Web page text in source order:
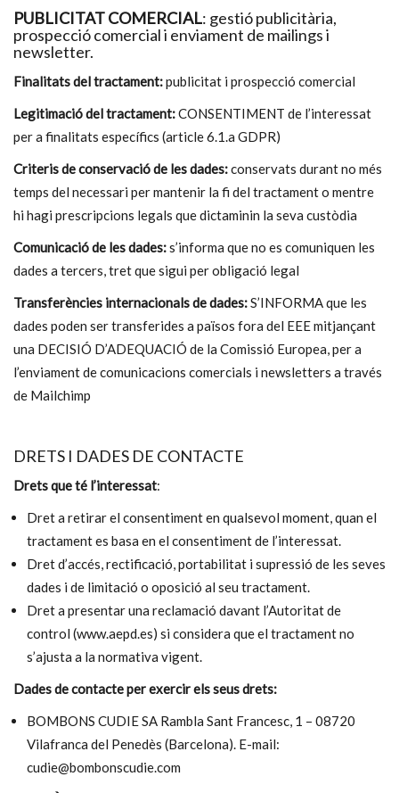
PUBLICITAT COMERCIAL: gestió publicitària,
prospecció comercial i enviament de mailings i
newsletter.
Finalitats del tractament:publicitat i prospecció comercial
Legitimació del tractament:CONSENTIMENT de l’interessat
per a finalitats específics (article 6.1.a GDPR)
Criteris de conservació de les dades:conservats durant no més
temps del necessari per mantenir la fi del tractament o mentre
hi hagi prescripcions legals que dictaminin la seva custòdia
Comunicació de les dades:s’informa que no es comuniquen les
dades a tercers, tret que sigui per obligació legal
Transferències internacionals de dades:S’INFORMA que les
dades poden ser transferides a països fora del EEE mitjançant
una DECISIÓ D’ADEQUACIÓ de la Comissió Europea, per a
l’enviament de comunicacions comercials i newsletters a través
de Mailchimp
DRETS I DADES DE CONTACTE
Drets que té l’interessat:
Dret a retirar el consentiment en qualsevol moment, quan el
tractament es basa en el consentiment de l’interessat.
Dret d’accés, rectificació, portabilitat i supressió de les seves
dades i de limitació o oposició al seu tractament.
Dret a presentar una reclamació davant l’Autoritat de
control (www.aepd.es) si considera que el tractament no
s’ajusta a la normativa vigent.
Dades de contacte per exercir els seus drets:
BOMBONS CUDIE SA Rambla Sant Francesc, 1 – 08720
Vilafranca del Penedès (Barcelona). E-mail:
cudie@bombonscudie.com